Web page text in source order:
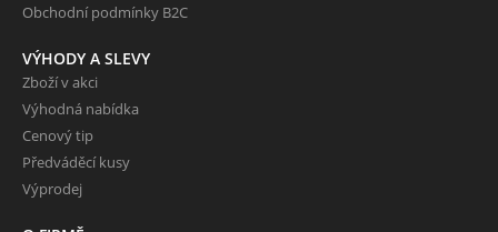
Obchodní podmínky B2C
VÝHODY A SLEVY
Zboží v akci
Výhodná nabídka
Cenový tip
Předváděcí kusy
Výprodej